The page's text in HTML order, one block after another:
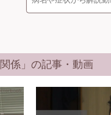
係」の記事・動画